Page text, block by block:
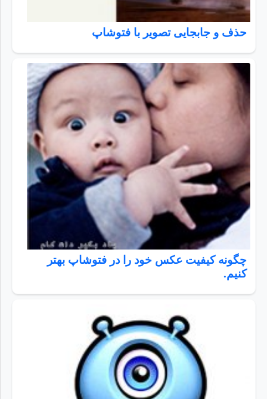
حذف و جابجایی تصویر با فتوشاپ
چگونه کیفیت عکس خود را در فتوشاپ بهتر
کنیم.